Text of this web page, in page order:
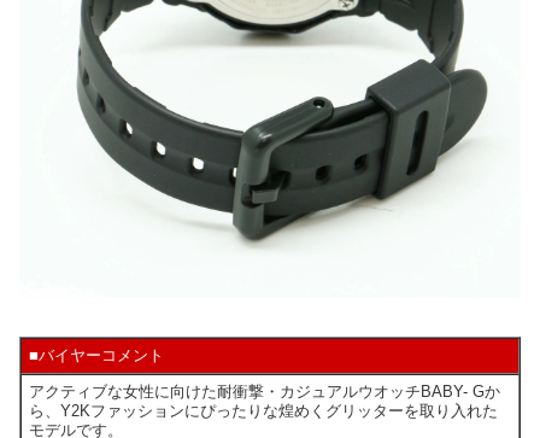
■バイヤーコメント
アクティブな女性に向けた耐衝撃・カジュアルウオッチBABY- Gか
ら、Y2Kファッションにぴったりな煌めくグリッターを取り入れた
モデルです。